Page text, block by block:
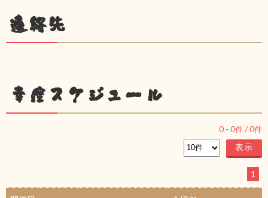
連絡先
幸座スケジュール
0 - 0件 /0件
1